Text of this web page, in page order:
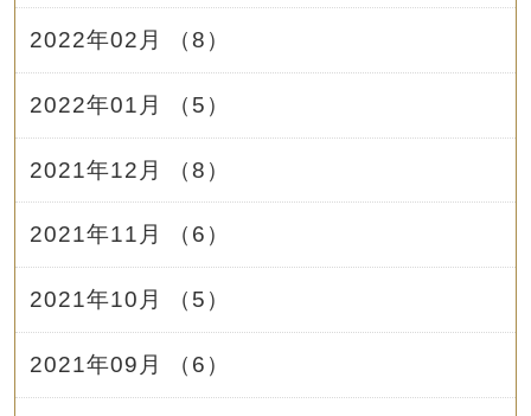
2022年02月 （8）
2022年01月 （5）
2021年12月 （8）
2021年11月 （6）
2021年10月 （5）
2021年09月 （6）